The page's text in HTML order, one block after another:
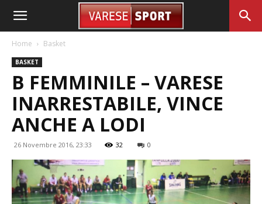
Home Basket
BASKET
B FEMMINILE – VARESE
INARRESTABILE, VINCE
ANCHE A LODI
26 Novembre 2016, 23:33 32 0